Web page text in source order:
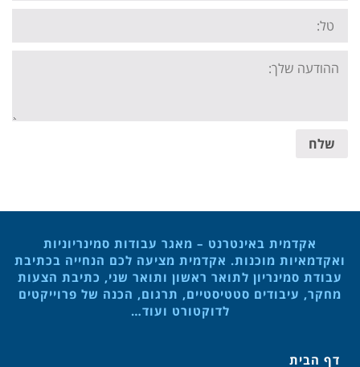
Tel:
Your
message:
שלח
אקדמית באינטרנט – מאגר עבודות סמינריוניות
ואקדמאיות מוכנות. אקדמית מציעה לכם הנחייה בכתיבת
עבודת סמינריון לתואר ראשון ותואר שני, כתיבת הצעות
מחקר, עיבודים סטטיסטיים, תרגום, הכנה של פרוייקטים
לדוקטורט ועוד…
דף הבית